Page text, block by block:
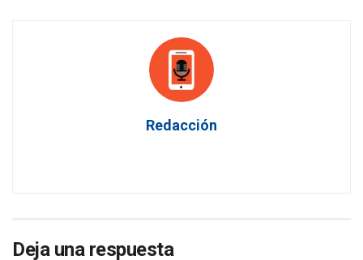
Redacción
Deja una respuesta